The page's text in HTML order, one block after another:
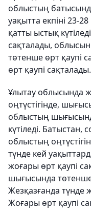
облыстың
уақытта екпіні 23-
қатты ыстық
сақталады,
төтенше өрт қаупі
өрт қаупі сақталады.
Ұлытау облысында
оңтүстігінде,
облыстың
күтіледі. Батыстан,
облыстың
түнде кей
жоғары өрт қаупі
шығысында төтенше
Жезқазғанда түнде
Жоғары өрт қаупі